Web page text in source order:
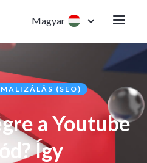
Magyar
(SEO)
a Youtube
Így